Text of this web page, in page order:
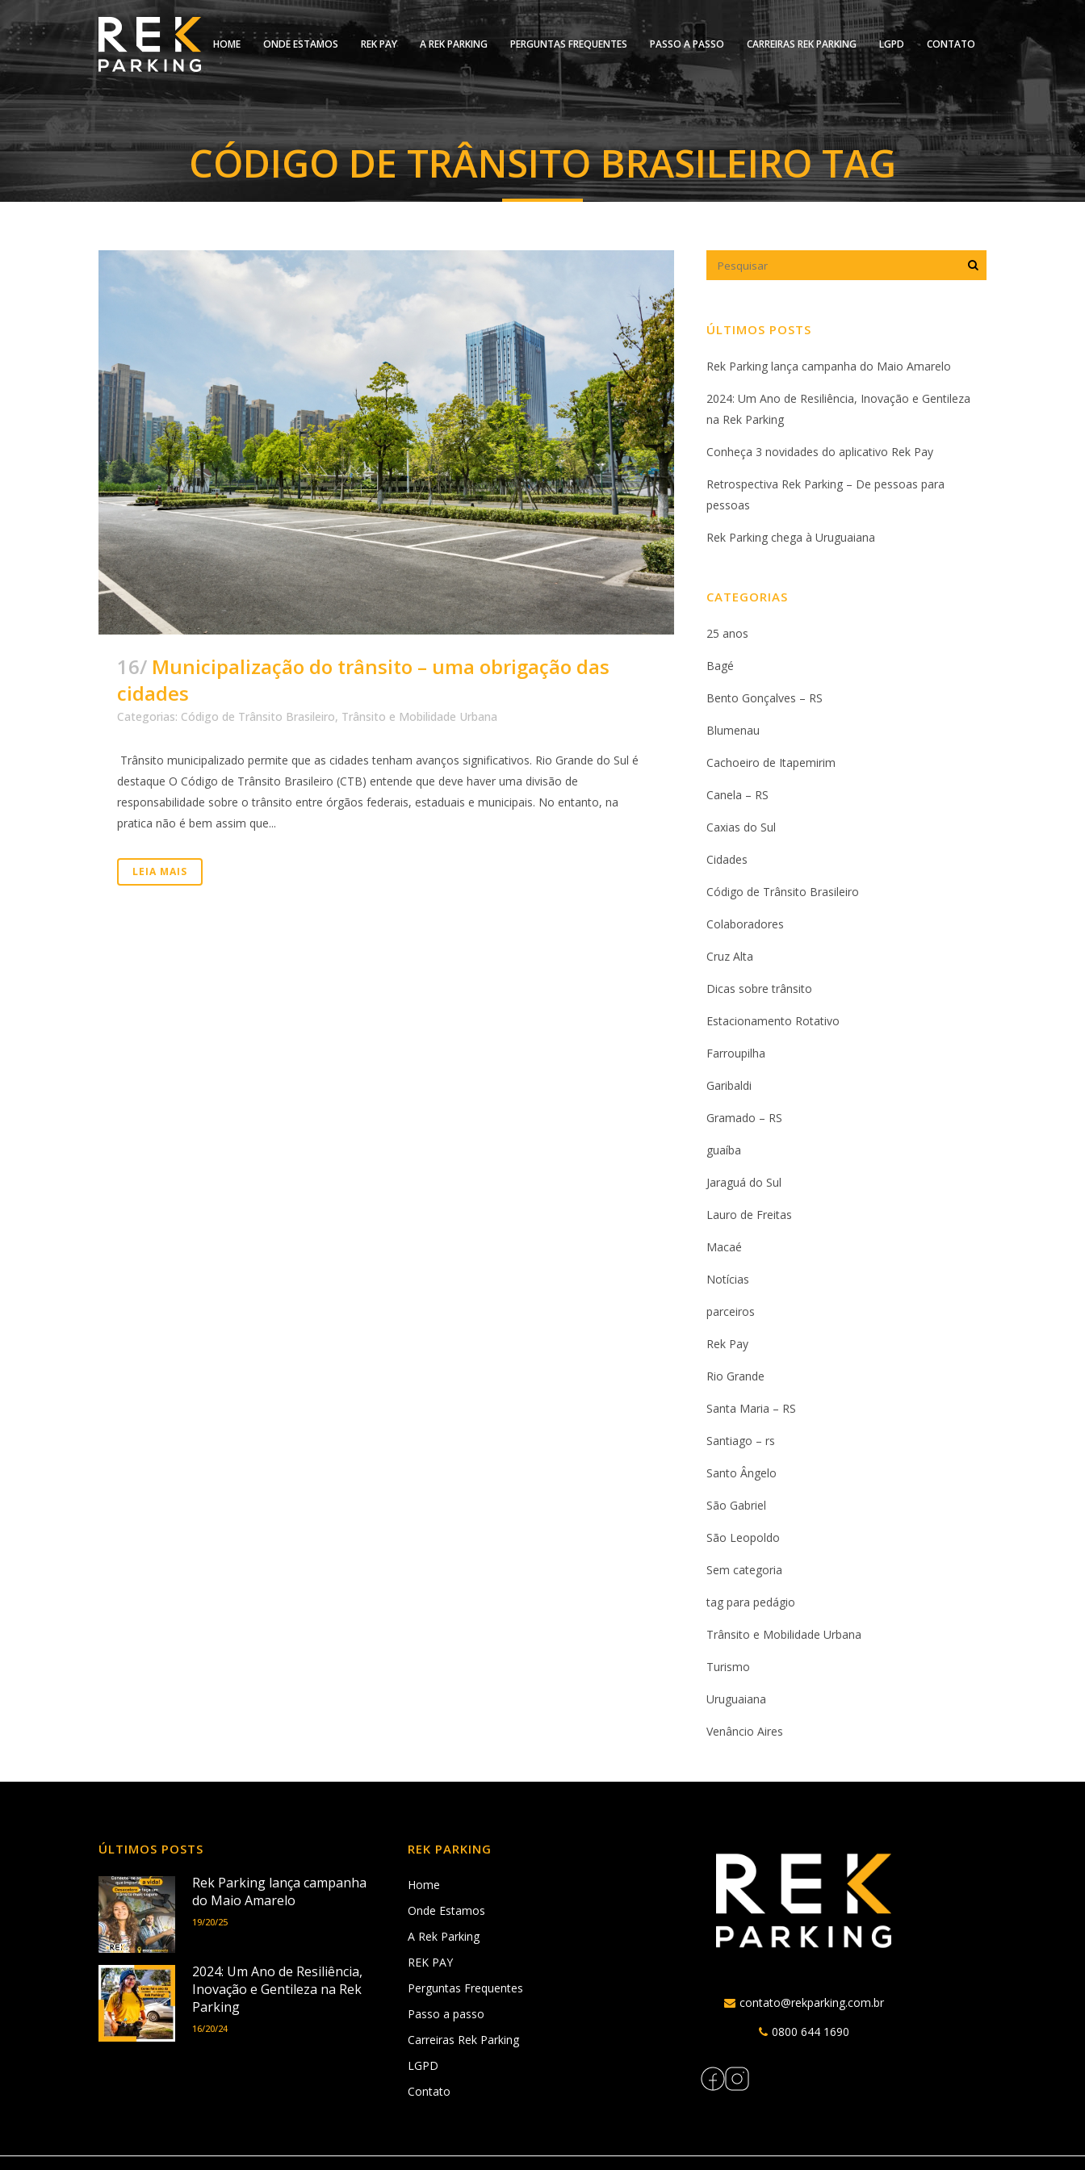
HOME ONDE ESTAMOS REK PAY A REK PARKING PERGUNTAS FREQUENTES PASSO A PASSO CARREIRAS REK PARKING LGPD CONTATO
CÓDIGO DE TRÂNSITO BRASILEIRO TAG
16/ Municipalização do trânsito – uma obrigação das
cidades
Categorias: Código de Trânsito Brasileiro, Trânsito e Mobilidade Urbana
Trânsito municipalizado permite que as cidades tenham avanços significativos. Rio Grande do Sul é
destaque O Código de Trânsito Brasileiro (CTB) entende que deve haver uma divisão de
responsabilidade sobre o trânsito entre órgãos federais, estaduais e municipais. No entanto, na
pratica não é bem assim que...
LEIA MAIS
ÚLTIMOS POSTS
Rek Parking lança campanha do Maio Amarelo
2024: Um Ano de Resiliência, Inovação e Gentileza
na Rek Parking
Conheça 3 novidades do aplicativo Rek Pay
Retrospectiva Rek Parking – De pessoas para
pessoas
Rek Parking chega à Uruguaiana
CATEGORIAS
25 anos
Bagé
Bento Gonçalves – RS
Blumenau
Cachoeiro de Itapemirim
Canela – RS
Caxias do Sul
Cidades
Código de Trânsito Brasileiro
Colaboradores
Cruz Alta
Dicas sobre trânsito
Estacionamento Rotativo
Farroupilha
Garibaldi
Gramado – RS
guaíba
Jaraguá do Sul
Lauro de Freitas
Macaé
Notícias
parceiros
Rek Pay
Rio Grande
Santa Maria – RS
Santiago – rs
Santo Ângelo
São Gabriel
São Leopoldo
Sem categoria
tag para pedágio
Trânsito e Mobilidade Urbana
Turismo
Uruguaiana
Venâncio Aires
ÚLTIMOS POSTS
Rek Parking lança campanha
do Maio Amarelo
19/20/25
2024: Um Ano de Resiliência,
Inovação e Gentileza na Rek
Parking
16/20/24
REK PARKING
Home
Onde Estamos
A Rek Parking
REK PAY
Perguntas Frequentes
Passo a passo
Carreiras Rek Parking
LGPD
Contato
contato@rekparking.com.br
0800 644 1690